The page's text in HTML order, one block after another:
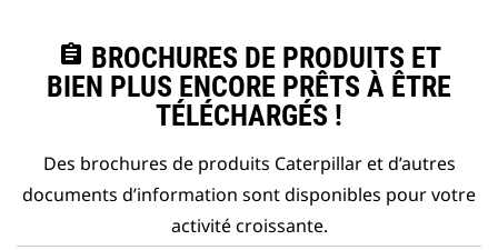
assignment BROCHURES DE PRODUITS ET
BIEN PLUS ENCORE PRÊTS À ÊTRE
TÉLÉCHARGÉS !
Des brochures de produits Caterpillar et d’autres
documents d’information sont disponibles pour votre
activité croissante.